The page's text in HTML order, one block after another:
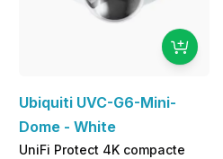
Ubiquiti UVC-G6-Mini-
Dome - White
UniFi Protect 4K compacte